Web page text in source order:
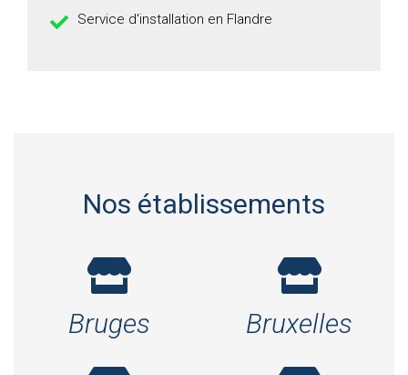
Service d'installation en Flandre
Nos établissements
Bruges Bruxelles